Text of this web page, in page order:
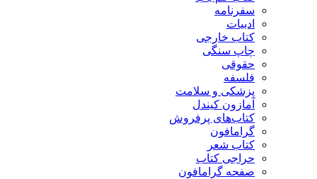
سفرنامه
ادبیات
کتاب خارجی
چاپ سنگی
حقوقی
فلسفه
پزشکی و سلامت
آمازون کیندل
کتاب‌های پرفروش
گرامافون
کتاب شعر
حراجی کتاب
صفحه گرامافون